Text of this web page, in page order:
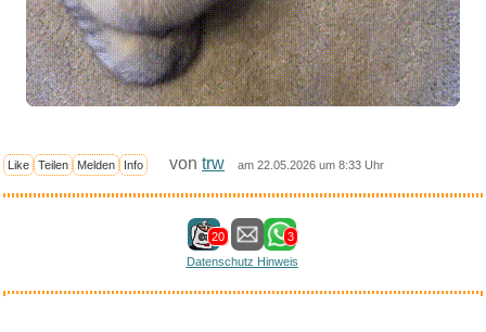
Like Teilen Melden Info von trw am 22.05.2026 um 8:33 Uhr
20
3
Datenschutz Hinweis